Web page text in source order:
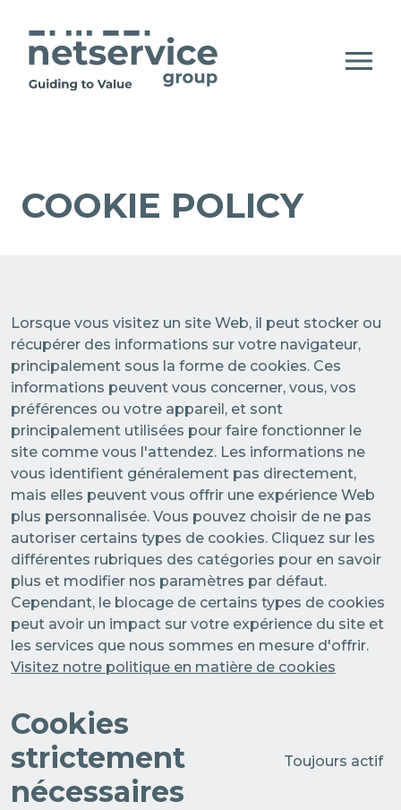
OUR COMPANY STATEMENT
NEWSROOM
MEDIA RELATIONS
WORK WITH US
CONTACTS
WHAT WE DO
ENTERPRISE DIGITAL SOLUTIONS
PUBLIC UTILITIES EVOLUTION
RESEARCH AND DEVELOPMENT
STRATEGIC PARTNERS
EXCELLENCE NETWORKS
COOKIE POLICY
Lorsque vous visitez un site Web, il peut stocker ou
récupérer des informations sur votre navigateur,
principalement sous la forme de cookies. Ces
informations peuvent vous concerner, vous, vos
préférences ou votre appareil, et sont
principalement utilisées pour faire fonctionner le
site comme vous l'attendez. Les informations ne
vous identifient généralement pas directement,
mais elles peuvent vous offrir une expérience Web
plus personnalisée. Vous pouvez choisir de ne pas
autoriser certains types de cookies. Cliquez sur les
différentes rubriques des catégories pour en savoir
plus et modifier nos paramètres par défaut.
Cependant, le blocage de certains types de cookies
peut avoir un impact sur votre expérience du site et
les services que nous sommes en mesure d'offrir.
Visitez notre politique en matière de cookies
Cookies
strictement
nécessaires
Toujours actif